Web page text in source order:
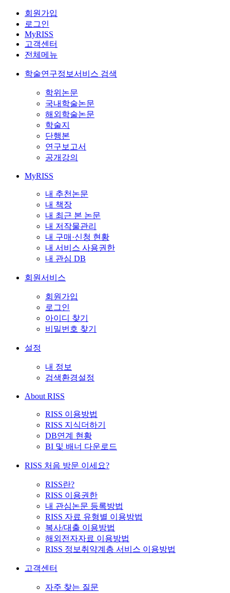
회원가입
로그인
MyRISS
고객센터
전체메뉴
학술연구정보서비스 검색
학위논문
국내학술논문
해외학술논문
학술지
단행본
연구보고서
공개강의
MyRISS
내 추천논문
내 책장
내 최근 본 논문
내 저작물관리
내 구매·신청 현황
내 서비스 사용권한
내 관심 DB
회원서비스
회원가입
로그인
아이디 찾기
비밀번호 찾기
설정
내 정보
검색환경설정
About RISS
RISS 이용방법
RISS 지식더하기
DB연계 현황
BI 및 배너 다운로드
RISS 처음 방문 이세요?
RISS란?
RISS 이용권한
내 관심논문 등록방법
RISS 자료 유형별 이용방법
복사/대출 이용방법
해외전자자료 이용방법
RISS 정보취약계층 서비스 이용방법
고객센터
자주 찾는 질문